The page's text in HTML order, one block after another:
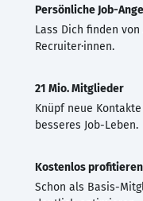
Persönliche Job-
Lass Dich finden
Recruiter·innen.
21 Mio. Mitglieder
Knüpf neue
besseres Job-Leben.
Kostenlos profitieren
Schon als Basis-